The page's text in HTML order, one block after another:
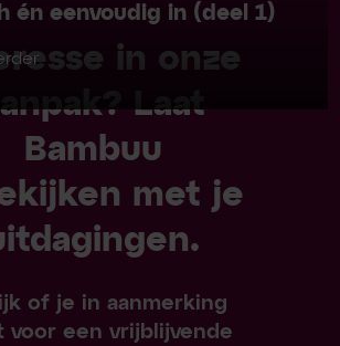
én eenvoudig in (deel 1)
in onze
Laat
Bambuu
met je
of je in aanmerking
voor een vrijblijvende